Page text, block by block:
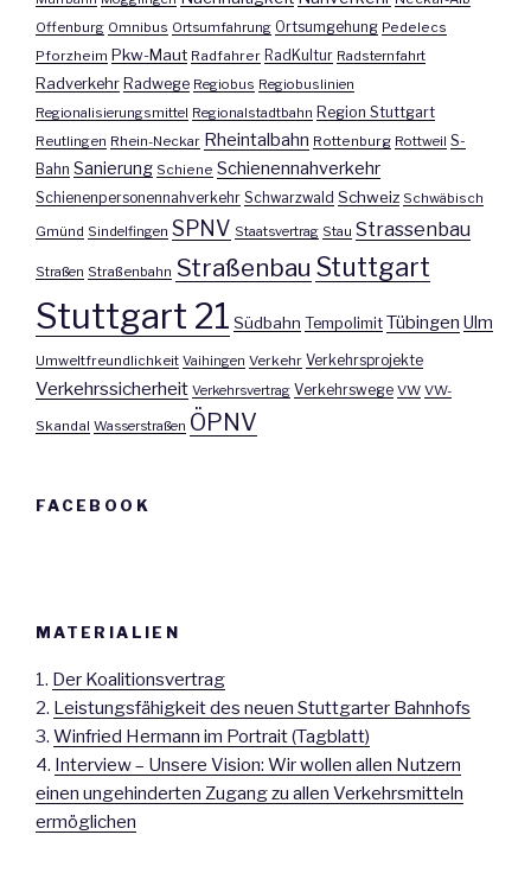
Offenburg Omnibus Ortsumfahrung Ortsumgehung Pedelecs
Pforzheim Pkw-Maut Radfahrer RadKultur Radsternfahrt
Radverkehr Radwege Regiobus Regiobuslinien
Regionalisierungsmittel Regionalstadtbahn Region Stuttgart
Reutlingen Rhein-Neckar Rheintalbahn Rottenburg Rottweil S-
Bahn Sanierung Schiene Schienennahverkehr
Schienenpersonennahverkehr Schwarzwald Schweiz Schwäbisch
Gmünd Sindelfingen SPNV Staatsvertrag Stau Strassenbau
Straßen Straßenbahn Straßenbau Stuttgart
Stuttgart 21 Südbahn Tempolimit Tübingen Ulm
Umweltfreundlichkeit Vaihingen Verkehr Verkehrsprojekte
Verkehrssicherheit Verkehrsvertrag Verkehrswege VW VW-
Skandal Wasserstraßen ÖPNV
FACEBOOK
MATERIALIEN
1. Der Koalitionsvertrag
2. Leistungsfähigkeit des neuen Stuttgarter Bahnhofs
3. Winfried Hermann im Portrait (Tagblatt)
4. Interview – Unsere Vision: Wir wollen allen Nutzern
einen ungehinderten Zugang zu allen Verkehrsmitteln
ermöglichen